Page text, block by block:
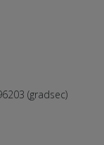
(gradsec)